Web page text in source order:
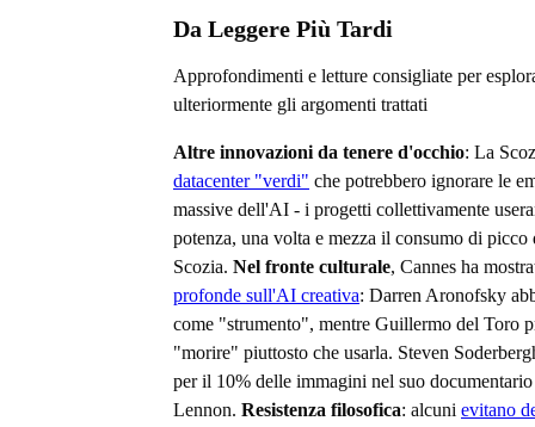
Da Leggere Più Tardi
Approfondimenti e letture consigliate per
ulteriormente gli argomenti trattati
Altre innovazioni da tenere d'occhio: La
datacenter "verdi" che potrebbero ignorare le
massive dell'AI - i progetti collettivamente
potenza, una volta e mezza il consumo di picco
Scozia. Nel fronte culturale, Cannes ha
profonde sull'AI creativa: Darren Aronofsky
come "strumento", mentre Guillermo del Toro
"morire" piuttosto che usarla. Steven
per il 10% delle immagini nel suo documentario
Lennon. Resistenza filosofica: alcuni evitano